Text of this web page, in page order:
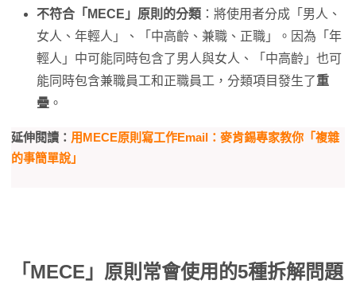
不符合「MECE」原則的分類 ：將使用者分成「男人、
女人、年輕人」、「中高齡、兼職、正職」。因為「年
輕人」中可能同時包含了男人與女人、「中高齡」也可
能同時包含兼職員工和正職員工，分類項目發生了重
疊 。
延伸閱讀： 用MECE原則寫工作Email：麥肯錫專家教你「複雜
的事簡單說」
「MECE」原則常會使用的5種拆解問題